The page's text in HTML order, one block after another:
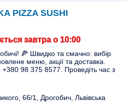
PIZZA SUSHI
завтра о 10:00
🍕 Швидко та смачно: вибір
меню, акції та доставка.
98 375 8577. Проведіть час з
66/1, Дрогобич, Львівська